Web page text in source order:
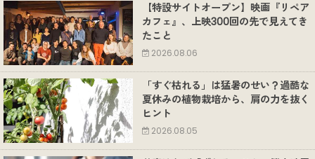
【特設サイトオープン】映画『リペア
カフェ』、上映300回の先で見えてき
たこと
2026.08.06
「すぐ枯れる」は猛暑のせい？過酷な
夏休みの植物栽培から、肩の力を抜く
ヒント
2026.08.05